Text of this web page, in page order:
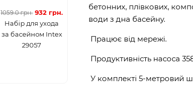
1059.0 грн. 932 грн.
Набір для ухода
за басейном Intex
29057
бетонних, плівкових,
води з дна басейну.
Працює від мережі.
Продуктивність насоса
У комплекті 5-метровий